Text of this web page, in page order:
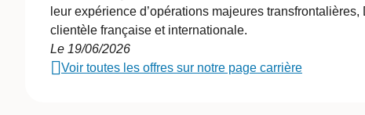
leur expérience d’opérations majeures
clientèle française et internationale.
Le 19/06/2026
Voir toutes les offres sur notre page carrière